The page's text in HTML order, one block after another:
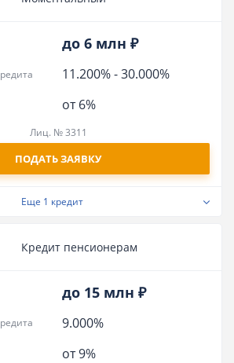
до 6 млн ₽
11.200%-30.000%
от 6%
Лиц. № 3311
ПОДАТЬ ЗАЯВКУ
Еще 1 кредит
Кредит пенсионерам
до 15 млн ₽
9.000%
от 9%